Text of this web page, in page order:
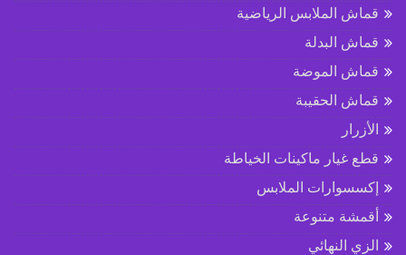
قماش الملابس الرياضية
قماش البدلة
قماش الموضة
قماش الحقيبة
الأزرار
قطع غيار ماكينات الخياطة
إكسسوارات الملابس
أقمشة متنوعة
الزي النهائي